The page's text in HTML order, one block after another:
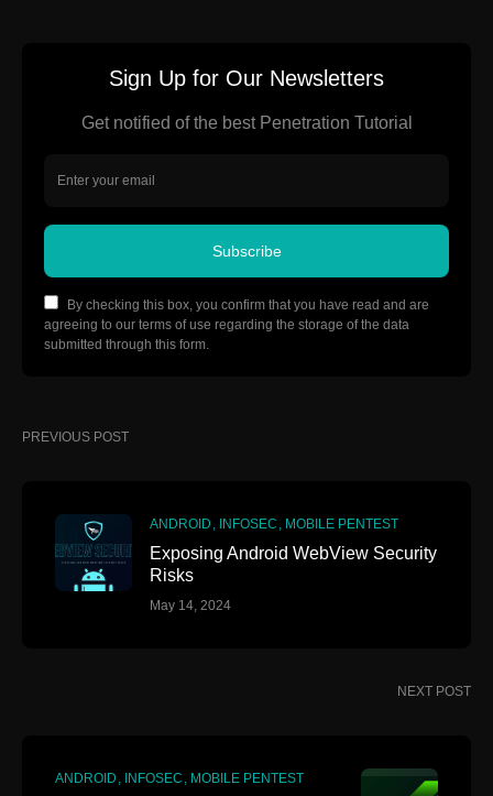
Sign Up for Our Newsletters
Get notified of the best Penetration Tutorial
Subscribe
By checking this box, you confirm that you have read and are
agreeing to our terms of use regarding the storage of the data
submitted through this form.
PREVIOUS POST
ANDROID INFOSEC MOBILE PENTEST
Exposing Android WebView Security
Risks
May 14, 2024
NEXT POST
ANDROID INFOSEC MOBILE PENTEST